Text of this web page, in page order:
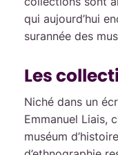
qui aujourd’hui
surannée des
Les
Niché dans un
Emmanuel Liais,
muséum